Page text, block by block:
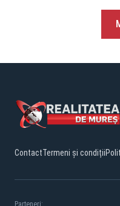
ContactTermeni și condiții
Parteneri: